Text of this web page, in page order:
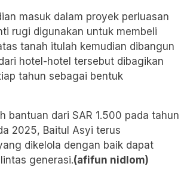
masuk dalam proyek perluasan
rugi digunakan untuk membeli
tanah itulah kemudian dibangun
hotel-hotel tersebut dibagikan
tahun sebagai bentuk
bantuan dari SAR 1.500 pada tahun
2025, Baitul Asyi terus
dikelola dengan baik dapat
generasi.(afifun nidlom)